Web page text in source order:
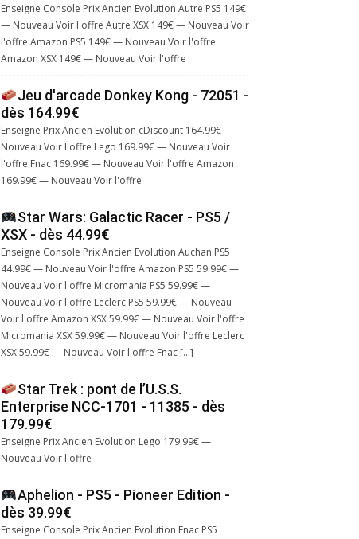
Enseigne Console Prix Ancien Evolution Autre PS5 149€
— Nouveau Voir l'offre Autre XSX 149€ — Nouveau Voir
l'offre Amazon PS5 149€ — Nouveau Voir l'offre
Amazon XSX 149€ — Nouveau Voir l'offre
Jeu d'arcade Donkey Kong - 72051 -
dès 164.99€
Enseigne Prix Ancien Evolution cDiscount 164.99€ —
Nouveau Voir l'offre Lego 169.99€ — Nouveau Voir
l'offre Fnac 169.99€ — Nouveau Voir l'offre Amazon
169.99€ — Nouveau Voir l'offre
Star Wars: Galactic Racer - PS5 /
XSX - dès 44.99€
Enseigne Console Prix Ancien Evolution Auchan PS5
44.99€ — Nouveau Voir l'offre Amazon PS5 59.99€ —
Nouveau Voir l'offre Micromania PS5 59.99€ —
Nouveau Voir l'offre Leclerc PS5 59.99€ — Nouveau
Voir l'offre Amazon XSX 59.99€ — Nouveau Voir l'offre
Micromania XSX 59.99€ — Nouveau Voir l'offre Leclerc
XSX 59.99€ — Nouveau Voir l'offre Fnac […]
Star Trek : pont de l’U.S.S.
Enterprise NCC-1701 - 11385 - dès
179.99€
Enseigne Prix Ancien Evolution Lego 179.99€ —
Nouveau Voir l'offre
Aphelion - PS5 - Pioneer Edition -
dès 39.99€
Enseigne Console Prix Ancien Evolution Fnac PS5